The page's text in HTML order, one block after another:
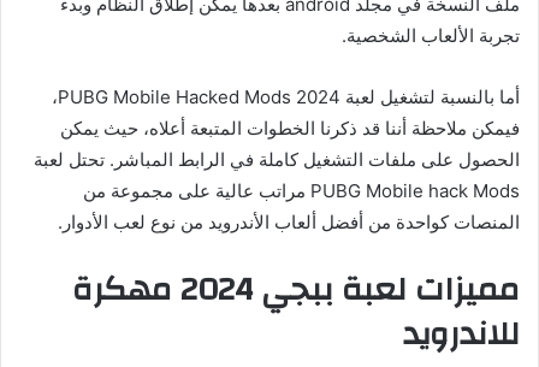
تجربة الألعاب الشخصية.
أما بالنسبة لتشغيل لعبة PUBG Mobile Hacked Mods 2024،
فيمكن ملاحظة أننا قد ذكرنا الخطوات المتبعة أعلاه، حيث يمكن
الحصول على ملفات التشغيل كاملة في الرابط المباشر. تحتل لعبة
PUBG Mobile hack Mods مراتب عالية على مجموعة من
المنصات كواحدة من أفضل ألعاب الأندرويد من نوع لعب الأدوار.
مميزات لعبة ببجي 2024 مهكرة
للاندرويد